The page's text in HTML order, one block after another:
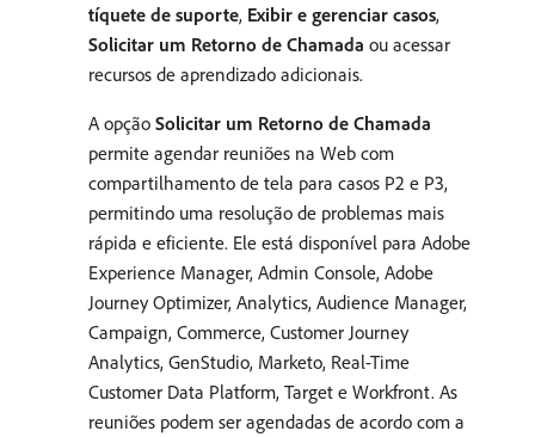
tíquete de suporte, Exibir e gerenciar casos,
Solicitar um Retorno de Chamada ou acessar
recursos de aprendizado adicionais.
A opção Solicitar um Retorno de Chamada
permite agendar reuniões na Web com
compartilhamento de tela para casos P2 e P3,
permitindo uma resolução de problemas mais
rápida e eficiente. Ele está disponível para Adobe
Experience Manager, Admin Console, Adobe
Journey Optimizer, Analytics, Audience Manager,
Campaign, Commerce, Customer Journey
Analytics, GenStudio, Marketo, Real-Time
Customer Data Platform, Target e Workfront. As
reuniões podem ser agendadas de acordo com a